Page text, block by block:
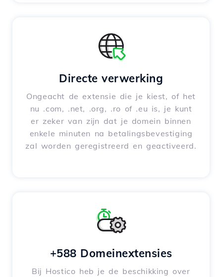
Directe verwerking
Ongeacht de extensie die je kiest, of het
nu .com, .net, .org, .ro of .eu is, je kunt
er zeker van zijn dat je domein binnen
enkele minuten na betalingsbevestiging
zal worden geregistreerd en geactiveerd.
+588 Domeinextensies
Bij Hostico heb je de beschikking over